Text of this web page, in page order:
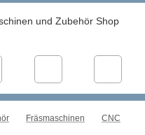
Fräsmaschinen
CNC